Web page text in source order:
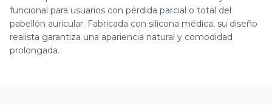
funcional para usuarios con pérdida parcial o total del
pabellón auricular. Fabricada con silicona médica, su diseño
realista garantiza una apariencia natural y comodidad
prolongada.